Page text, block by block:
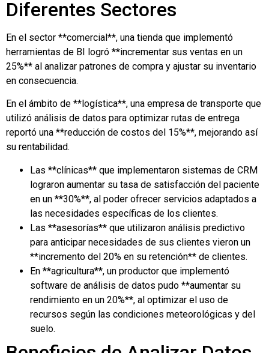
Diferentes Sectores
En el sector **comercial**, una tienda que implementó
herramientas de BI logró **incrementar sus ventas en un
25%** al analizar patrones de compra y ajustar su inventario
en consecuencia.
En el ámbito de **logística**, una empresa de transporte que
utilizó análisis de datos para optimizar rutas de entrega
reportó una **reducción de costos del 15%**, mejorando así
su rentabilidad.
Las **clínicas** que implementaron sistemas de CRM
lograron aumentar su tasa de satisfacción del paciente
en un **30%**, al poder ofrecer servicios adaptados a
las necesidades específicas de los clientes.
Las **asesorías** que utilizaron análisis predictivo
para anticipar necesidades de sus clientes vieron un
**incremento del 20% en su retención** de clientes.
En **agricultura**, un productor que implementó
software de análisis de datos pudo **aumentar su
rendimiento en un 20%**, al optimizar el uso de
recursos según las condiciones meteorológicas y del
suelo.